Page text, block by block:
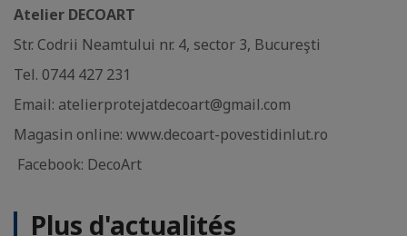
Atelier DECOART
Str. Codrii Neamtului nr. 4, sector 3, Bucureşti
Tel. 0744 427 231
Email: atelierprotejatdecoart@gmail.com
Magasin online: www.decoart-povestidinlut.ro
Facebook: DecoArt
Plus d'actualités